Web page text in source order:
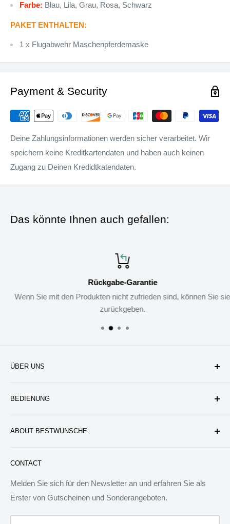
Farbe: Blau, Lila, Grau, Rosa, Schwarz
PAKET ENTHALTEN:
1 x Flugabwehr Maschenpferdemaske
Payment & Security
Deine Zahlungsinformationen werden sicher verarbeitet. Wir
speichern keine Kreditkartendaten und haben auch keinen
Zugang zu Deinen Kredidtkatendaten.
Das könnte Ihnen auch gefallen:
Rückgabe-Garantie
Wenn Sie mit den Produkten nicht zufrieden sind, können Sie sie
zurückgeben.
ÜBER UNS
Datenschutzerklärung
Service & Verpflichtung
BEDIENUNG
Versand & Bearbeitung
CONTACT
Melden Sie sich für den Newsletter an und erfahren Sie als
Erster von Gutscheinen und Sonderangeboten.
ABOUT BESTWUNSCHE:
finden, die das Leben besser machen können. Wir werden
allen Menschen auf der Welt besondere Dinge anbieten.
Wir sind bereit, jedem zu helfen, ein ideales Tagebuch zu